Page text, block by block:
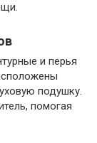
и перья
подушку.
помогая